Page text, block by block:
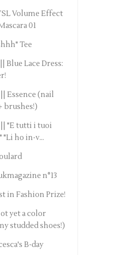
Volume Effect
01
Tee
Blue Lace Dress:
Essence (nail
brushes!)
|| "E tutti i tuoi
ho in-v...
n°13
in Fashion Prize!
yet a color
studded shoes!)
B-day